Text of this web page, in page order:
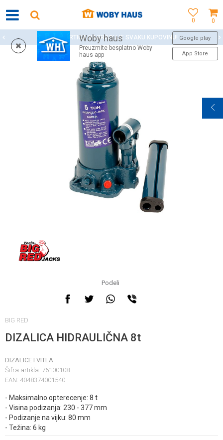
0
0
Woby haus
Preuzmite besplatno Woby
haus app
Google play
App Store
WOBY KARTICA NAGRAĐUJE SVAKU KUPOVINU!
Podeli
BIG RED
DIZALICA HIDRAULIČNA 8t
DIZALICE I VITLA
Šifra artikla: 76100108
EAN: 4048374001540
- Maksimalno opterecenje: 8 t
- Visina podizanja: 230 - 377 mm
- Podizanje na vijku: 80 mm
- Težina: 6 kg